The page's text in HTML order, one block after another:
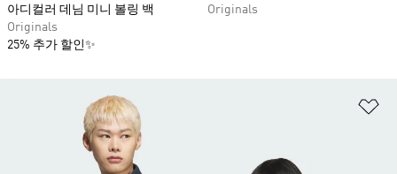
아디컬러 데님 미니 볼링 백
Originals
25% 추가 할인✨
Originals